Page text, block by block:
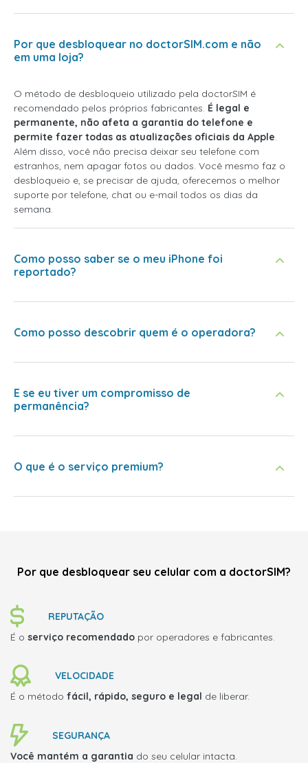
Por que desbloquear no doctorSIM.com e não
em uma loja?
O método de desbloqueio utilizado pela doctorSIM é
recomendado pelos próprios fabricantes. É legal e
permanente, não afeta a garantia do telefone e
permite fazer todas as atualizações oficiais da Apple.
Além disso, você não precisa deixar seu telefone com
estranhos, nem apagar fotos ou dados. Você mesmo faz o
desbloqueio e, se precisar de ajuda, oferecemos o melhor
suporte por telefone, chat ou e-mail todos os dias da
semana.
Como posso saber se o meu iPhone foi
reportado?
Como posso descobrir quem é o operadora?
E se eu tiver um compromisso de
permanência?
O que é o serviço premium?
Por que desbloquear seu celular com a doctorSIM?
REPUTAÇÃO
É o serviço recomendado por operadores e fabricantes.
VELOCIDADE
É o método fácil, rápido, seguro e legal de liberar.
SEGURANÇA
Você mantém a garantia do seu celular intacta.